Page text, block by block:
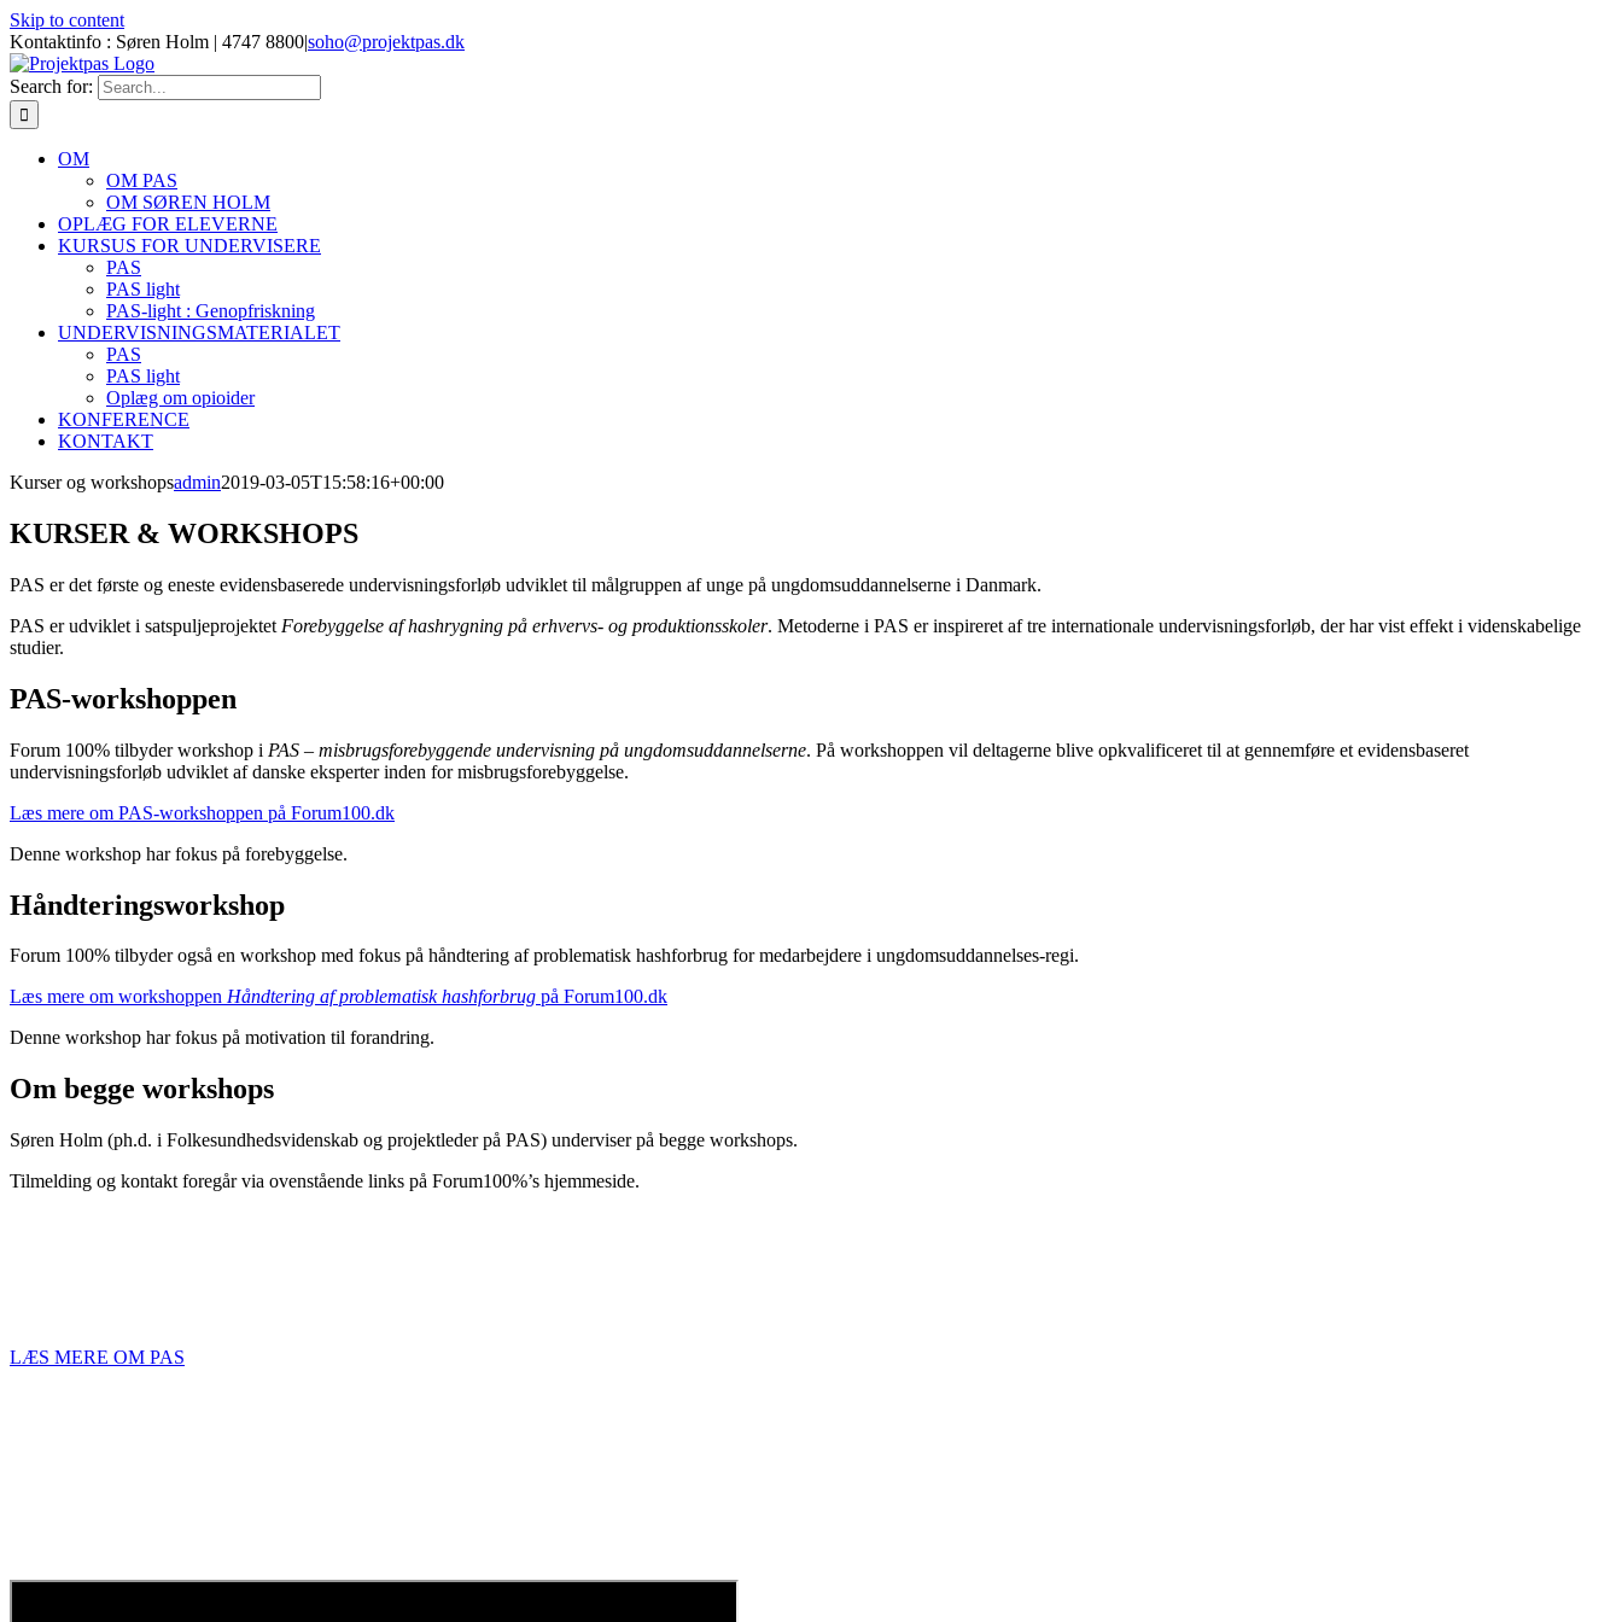
Skip to content
Kontaktinfo : Søren Holm | 4747 8800|soho@projektpas.dk
Search for:
OM
OM PAS
OM SØREN HOLM
OPLÆG FOR ELEVERNE
KURSUS FOR UNDERVISERE
PAS
PAS light
PAS-light : Genopfriskning
UNDERVISNINGSMATERIALET
PAS
PAS light
Oplæg om opioider
KONFERENCE
KONTAKT
Kurser og workshopsadmin2019-03-05T15:58:16+00:00
KURSER & WORKSHOPS
PAS er det første og eneste evidensbaserede undervisningsforløb udviklet til målgruppen af unge på ungdomsuddannelserne i Danmark.
PAS er udviklet i satspuljeprojektet Forebyggelse af hashrygning på erhvervs- og produktionsskoler. Metoderne i PAS er inspireret af tre internationale undervisningsforløb, der har vist effekt i videnskabelige
studier.
PAS-workshoppen
Forum 100% tilbyder workshop i PAS – misbrugsforebyggende undervisning på ungdomsuddannelserne. På workshoppen vil deltagerne blive opkvalificeret til at gennemføre et evidensbaseret
undervisningsforløb udviklet af danske eksperter inden for misbrugsforebyggelse.
Læs mere om PAS-workshoppen på Forum100.dk
Denne workshop har fokus på forebyggelse.
Håndteringsworkshop
Forum 100% tilbyder også en workshop med fokus på håndtering af problematisk hashforbrug for medarbejdere i ungdomsuddannelses-regi.
Læs mere om workshoppen Håndtering af problematisk hashforbrug på Forum100.dk
Denne workshop har fokus på motivation til forandring.
Om begge workshops
Søren Holm (ph.d. i Folkesundhedsvidenskab og projektleder på PAS) underviser på begge workshops.
Tilmelding og kontakt foregår via ovenstående links på Forum100%’s hjemmeside.
LÆS MERE OM PAS